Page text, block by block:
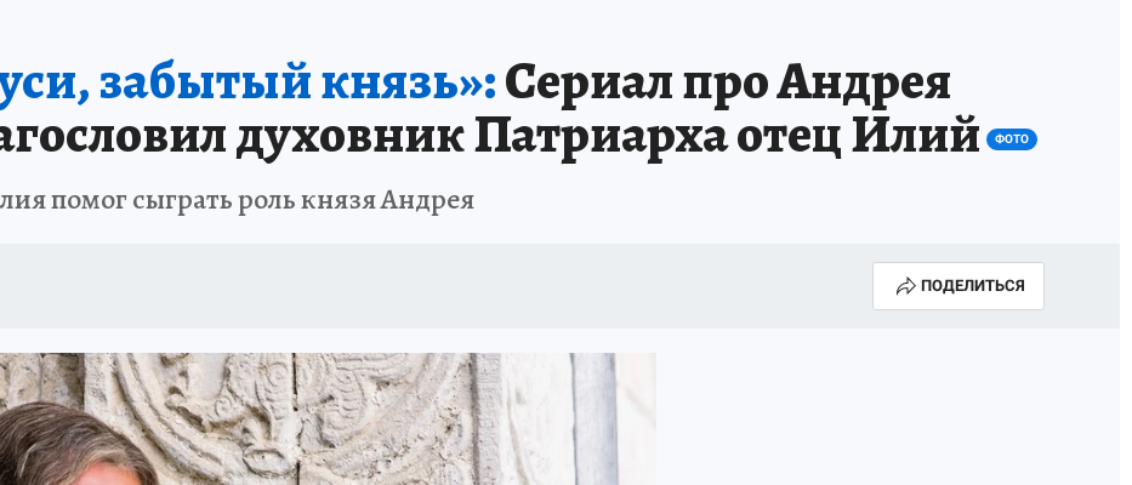
забытый князь»:Сериал про Андрея
духовник Патриарха отец Илий ФОТО
помог сыграть роль князя Андрея
ПОДЕЛИТЬСЯ